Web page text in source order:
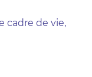
cadre de vie,